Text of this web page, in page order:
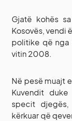
Gjatë kohës
Kosovës, vendi
politike që nga
vitin 2008.
Në pesë muajt
Kuvendit
specit
kërkuar që